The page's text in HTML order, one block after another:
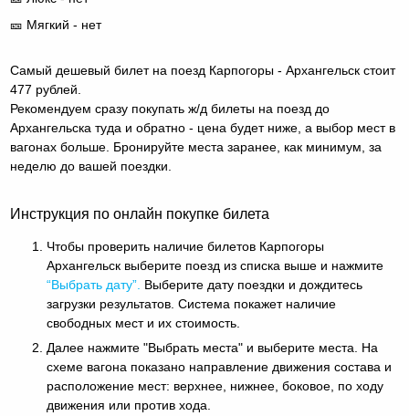
🎫 Мягкий - нет
Самый дешевый билет на поезд Карпогоры - Архангельск стоит
477 рублей.
Рекомендуем сразу покупать ж/д билеты на поезд до
Архангельска туда и обратно - цена будет ниже, а выбор мест в
вагонах больше. Бронируйте места заранее, как минимум, за
неделю до вашей поездки.
Инструкция по онлайн покупке билета
Чтобы проверить наличие билетов Карпогоры
Архангельск выберите поезд из списка выше и нажмите
“Выбрать дату”. Выберите дату поездки и дождитесь
загрузки результатов. Система покажет наличие
свободных мест и их стоимость.
Далее нажмите "Выбрать места" и выберите места. На
схеме вагона показано направление движения состава и
расположение мест: верхнее, нижнее, боковое, по ходу
движения или против хода.